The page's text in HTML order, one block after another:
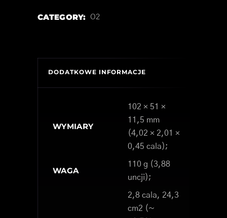
CATEGORY: O2
DODATKOWE INFORMACJE
WYMIARY
102 × 51 ×
11,5 mm
(4,02 × 2,01 ×
0,45 cala);
WAGA
110 g (3,88
uncji);
2,8 cala, 24,3
cm2 (~